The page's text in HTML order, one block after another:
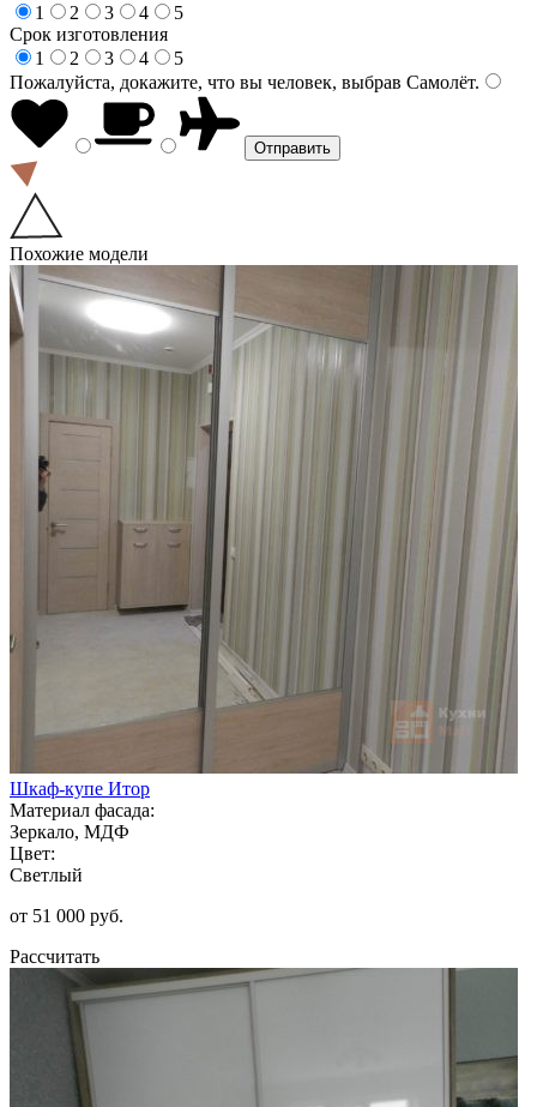
1
2 3 4
5
Срок изготовления
1
2 3 4
5
Пожалуйста, докажите, что вы человек, выбрав Самолёт.
Похожие модели
Шкаф-купе Итор
Материал фасада:
Зеркало, МДФ
Цвет:
Светлый
от 51 000 руб.
Рассчитать